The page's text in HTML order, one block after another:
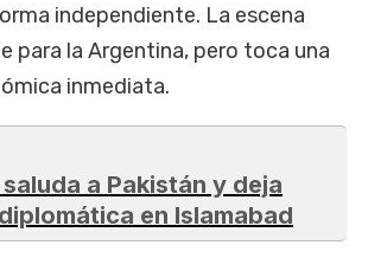
independiente. La escena
para la Argentina, pero toca una
inmediata.
a Pakistán y deja
en Islamabad